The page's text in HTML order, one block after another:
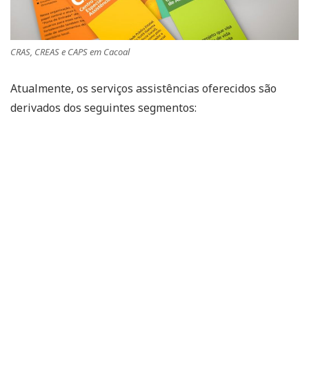
CRAS, CREAS e CAPS em Cacoal
Atualmente, os serviços assistências oferecidos são
derivados dos seguintes segmentos: